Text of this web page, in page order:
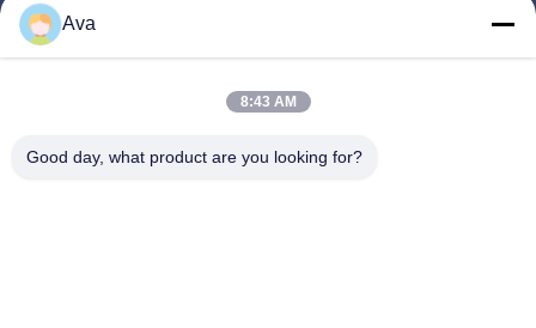
পণ্য
ভিডিও
কারখানা পরিদর্শন
Ava
8:43 AM
Good day, what product are you looking for?